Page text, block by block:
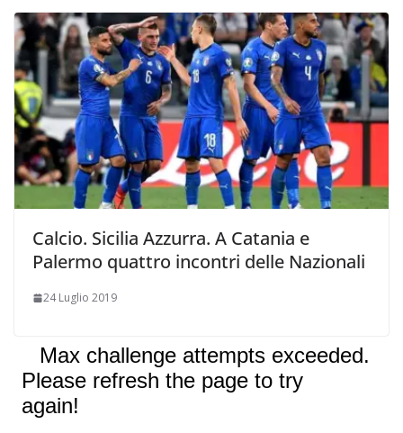
Calcio. Sicilia Azzurra. A Catania e
Palermo quattro incontri delle Nazionali
24 Luglio 2019